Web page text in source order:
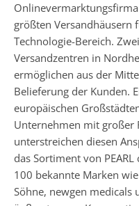
Onlinevermarktungsfirma
größten Versandhäusern
Technologie-Bereich.
Versandzentren in
ermöglichen aus der
Belieferung der Kunden.
europäischen
Unternehmen mit großer
unterstreichen diesen
das Sortiment von
100 bekannte Marken
Söhne, newgen medicals